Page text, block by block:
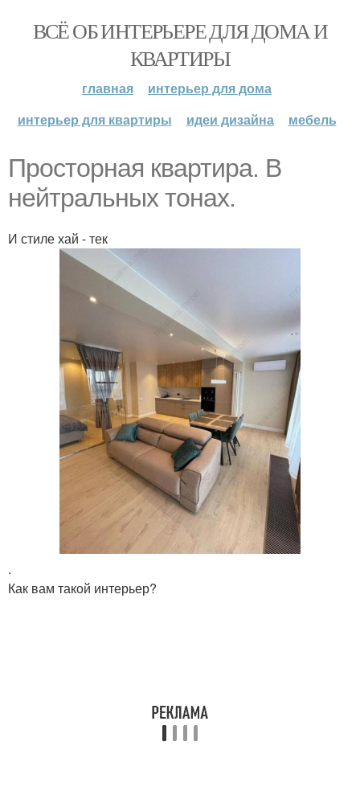
ВСЁ ОБ ИНТЕРЬЕРЕ ДЛЯ ДОМА И
КВАРТИРЫ
главная
интерьер для дома
интерьер для квартиры
идеи дизайна мебель
Просторная квартира. В
нейтральных тонах.
И стиле хай - тек
.
Как вам такой интерьер?